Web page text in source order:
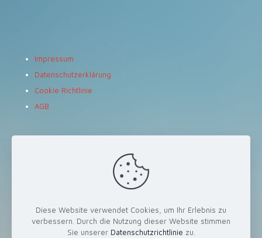
Impressum
Datenschutzerklärung
Cookie Richtlinie
AGB
Adresse
METATRON GmbH
Königstraße 35
Deutschland
Diese Website verwendet Cookies, um Ihr Erlebnis zu
verbessern. Durch die Nutzung dieser Website stimmen
Sie unserer Datenschutzrichtlinie zu.